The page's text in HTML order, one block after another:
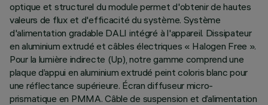
optique et structurel du module permet d'obtenir de hautes
valeurs de flux et d'efficacité du système. Système
d'alimentation gradable DALI intégré à l'appareil. Dissipateur
en aluminium extrudé et câbles électriques « Halogen Free ».
Pour la lumière indirecte (Up), notre gamme comprend une
plaque d’appui en aluminium extrudé peint coloris blanc pour
une réflectance supérieure. Écran diffuseur micro-
prismatique en PMMA. Câble de suspension et d’alimentation